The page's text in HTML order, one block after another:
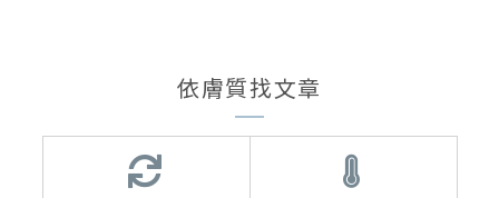
依膚質找文章